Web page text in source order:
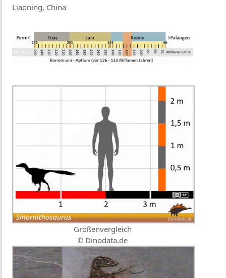
Liaoning, China
Größenvergleich
© Dinodata.de